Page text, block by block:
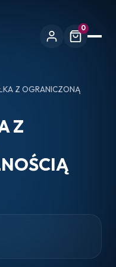
0
Z OGRANICZONĄ
Z